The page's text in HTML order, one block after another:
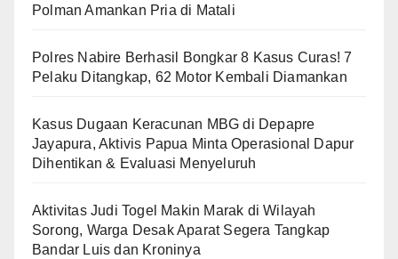
Polman Amankan Pria di Matali
Polres Nabire Berhasil Bongkar 8 Kasus Curas! 7
Pelaku Ditangkap, 62 Motor Kembali Diamankan
Kasus Dugaan Keracunan MBG di Depapre
Jayapura, Aktivis Papua Minta Operasional Dapur
Dihentikan & Evaluasi Menyeluruh
Aktivitas Judi Togel Makin Marak di Wilayah
Sorong, Warga Desak Aparat Segera Tangkap
Bandar Luis dan Kroninya